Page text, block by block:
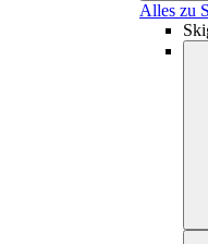
Alles zu